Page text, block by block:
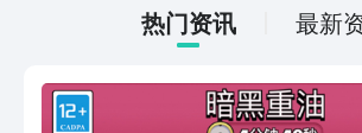
急切的想要连接，现在
阅览一下吧！
热门资讯 最新